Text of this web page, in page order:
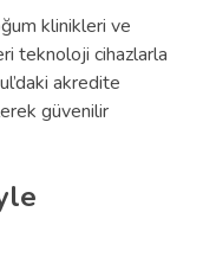
klinikleri ve
teknoloji cihazlarla
akredite
güvenilir